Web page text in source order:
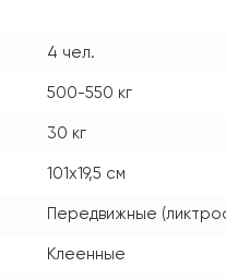
4 чел.
500-550 кг
30 кг
101х19,5 см
Передвижные
Клеенные